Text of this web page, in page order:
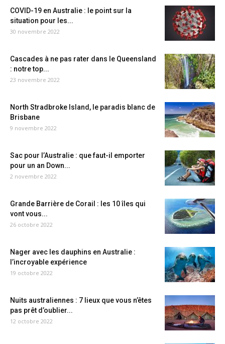
COVID-19 en Australie : le point sur la
situation pour les...
30 novembre 2022
Cascades à ne pas rater dans le Queensland
: notre top...
23 novembre 2022
North Stradbroke Island, le paradis blanc de
Brisbane
9 novembre 2022
Sac pour l’Australie : que faut-il emporter
pour un an Down...
2 novembre 2022
Grande Barrière de Corail : les 10 îles qui
vont vous...
26 octobre 2022
Nager avec les dauphins en Australie :
l’incroyable expérience
19 octobre 2022
Nuits australiennes : 7 lieux que vous n’êtes
pas prêt d’oublier...
12 octobre 2022